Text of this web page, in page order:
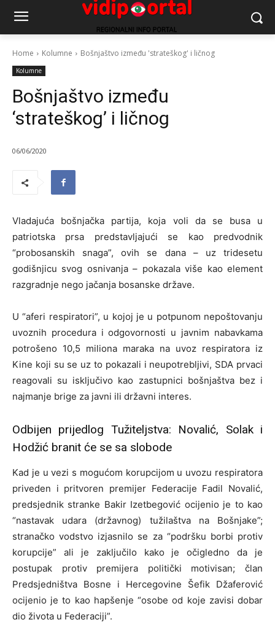
Home Kolumne Bošnjaštvo između 'strateškog' i ličnog
Kolumne
Bošnjaštvo između
‘strateškog’ i ličnog
06/06/2020
Vladajuća bošnjačka partija, koja voli da se busa u
patriotska prsa predstavljajući se kao predvodnik
“probosanskih snaga”, ovih se dana – uz tridesetu
godišnjicu svog osnivanja – pokazala više kao element
razgradnje nego jačanja bosanske države.
U “aferi respiratori”, u kojoj je u potpunom nepoštovanju
uvoznih procedura i odgovornosti u javnim nabavkama
potrošeno 10,5 miliona maraka na uvoz respiratora iz
Kine koji su se uz to pokazali i neupotrebljivi, SDA prvaci
reagovali su isključivo kao zastupnici bošnjaštva bez i
najmanje brige za javni ili državni interes.
Odbijen prijedlog Tužiteljstva: Novalić, Solak i
Hodžić branit će se sa slobode
Kad je u vezi s mogućom korupcijom u uvozu respiratora
priveden i pritvoren premijer Federacije Fadil Novalić,
predsjednik stranke Bakir Izetbegović ocijenio je to kao
“nastavak udara (državnog) tužilaštva na Bošnjake”;
stranačko vodstvo izjasnilo se za “podršku borbi protiv
korupcije” ali je zaključilo kako je očigledno da je
postupak protiv premijera politički motivisan; član
Predsjedništva Bosne i Hercegovine Šefik Džaferović
ocijenio je to kao hapšenje “osobe od koje zavisi dobar
dio života u Federaciji”.